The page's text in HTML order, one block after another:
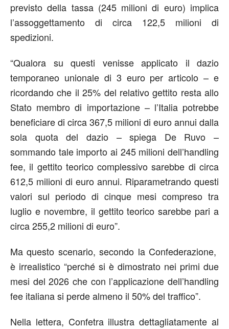
previsto della tassa (245 milioni di euro) implica
l’assoggettamento di circa 122,5 milioni di
spedizioni.
“Qualora su questi venisse applicato il dazio
temporaneo unionale di 3 euro per articolo – e
ricordando che il 25% del relativo gettito resta allo
Stato membro di importazione – l’Italia potrebbe
beneficiare di circa 367,5 milioni di euro annui dalla
sola quota del dazio – spiega De Ruvo –
sommando tale importo ai 245 milioni dell’handling
fee, il gettito teorico complessivo sarebbe di circa
612,5 milioni di euro annui. Riparametrando questi
valori sul periodo di cinque mesi compreso tra
luglio e novembre, il gettito teorico sarebbe pari a
circa 255,2 milioni di euro”.
Ma questo scenario, secondo la Confederazione,
è irrealistico “perché si è dimostrato nei primi due
mesi del 2026 che con l’applicazione dell’handling
fee italiana si perde almeno il 50% del traffico”.
Nella lettera, Confetra illustra dettagliatamente al